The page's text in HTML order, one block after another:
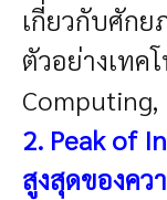
เกี่ยวกับศักย
ตัวอย่างเทค
Computing,
2. Peak of
สูงสุดของคว